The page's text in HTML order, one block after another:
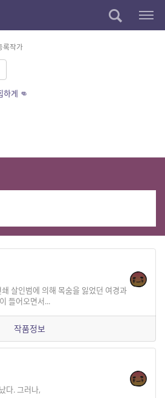
록작가
하게 👊
살인범에 의해 목숨을 잃었던 여경과
들어오면서...
작품정보
다. 그러나,